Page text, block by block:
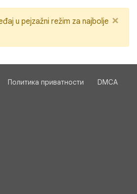
u pejzažni režim za najbolje ×
Политика приватности DMCA